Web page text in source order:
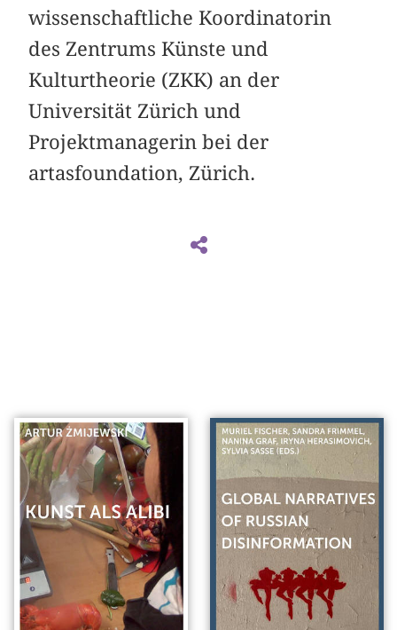
wissenschaftliche Koordinatorin
des Zentrums Künste und
Kulturtheorie (ZKK) an der
Universität Zürich und
Projektmanagerin bei der
artasfoundation, Zürich.